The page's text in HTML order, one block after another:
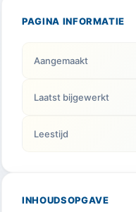
PAGINA INFORMATIE
Aangemaakt
Laatst bijgewerkt
Leestijd
INHOUDSOPGAVE